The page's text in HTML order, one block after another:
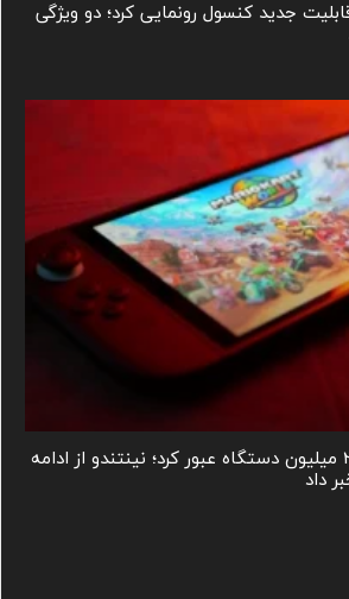
جدید کنسول رونمایی کرد؛ دو ویژگی
فروش Switch 2 از ۲۳ میلیون دستگاه عبور کرد؛ نینتندو از ادامه
داد